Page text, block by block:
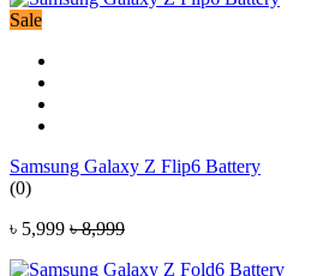
Sale
Samsung Galaxy Z Flip6 Battery
(0)
৳ 5,999 ৳ 8,999